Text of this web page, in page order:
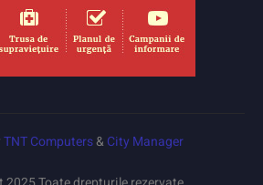
TNT Computers&City Manager